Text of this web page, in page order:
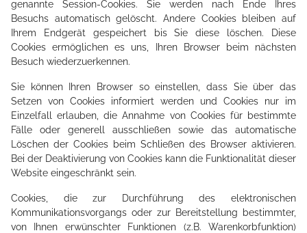
genannte Session-Cookies. Sie werden nach Ende Ihres
Besuchs automatisch gelöscht. Andere Cookies bleiben auf
Ihrem Endgerät gespeichert bis Sie diese löschen. Diese
Cookies ermöglichen es uns, Ihren Browser beim nächsten
Besuch wiederzuerkennen.
Sie können Ihren Browser so einstellen, dass Sie über das
Setzen von Cookies informiert werden und Cookies nur im
Einzelfall erlauben, die Annahme von Cookies für bestimmte
Fälle oder generell ausschließen sowie das automatische
Löschen der Cookies beim Schließen des Browser aktivieren.
Bei der Deaktivierung von Cookies kann die Funktionalität dieser
Website eingeschränkt sein.
Cookies, die zur Durchführung des elektronischen
Kommunikationsvorgangs oder zur Bereitstellung bestimmter,
von Ihnen erwünschter Funktionen (z.B. Warenkorbfunktion)